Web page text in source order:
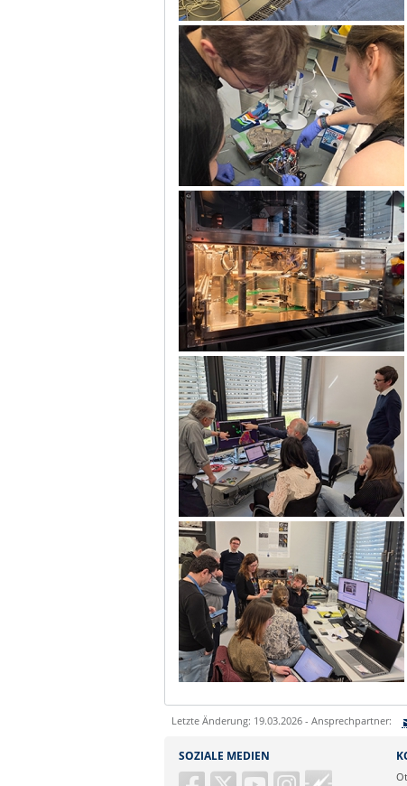
Letzte Änderung: 19.03.2026 - Ansprechpartner:
Ihre E-Mailadresse:
SOZIALE MEDIEN
Guericke